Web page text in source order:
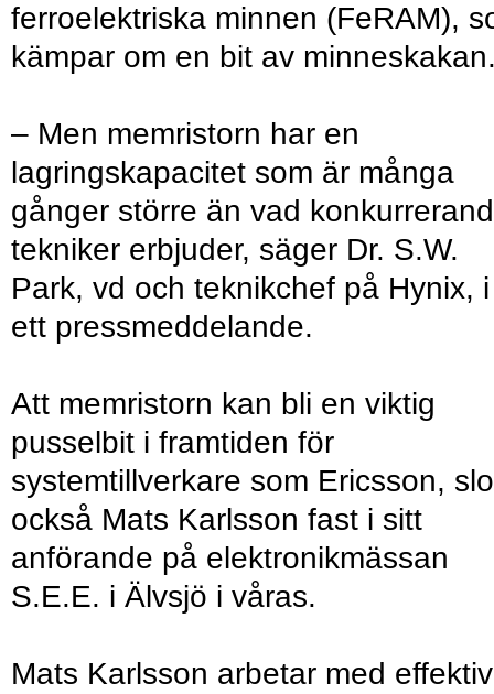
ferroelektriska minnen (FeRAM),
kämpar om en bit av
– Men memristorn har en
lagringskapacitet som är många
gånger större än vad
tekniker erbjuder, säger Dr. S.W.
Park, vd och teknikchef på Hynix, i
ett pressmeddelande.
Att memristorn kan bli en viktig
pusselbit i framtiden för
systemtillverkare som Ericsson,
också Mats Karlsson fast i sitt
anförande på elektronikmässan
S.E.E. i Älvsjö i våras.
Mats Karlsson arbetar med effektiv